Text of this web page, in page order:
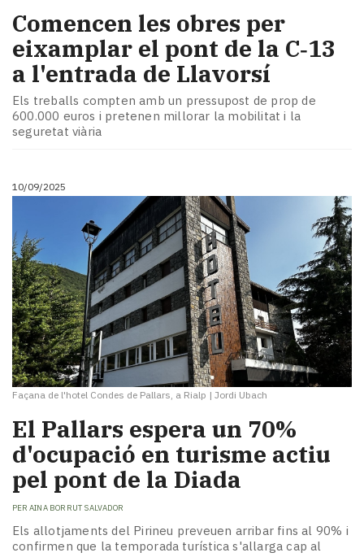
Comencen les obres per
eixamplar el pont de la C‑13
a l'entrada de Llavorsí
Els treballs compten amb un pressupost de prop de
600.000 euros i pretenen millorar la mobilitat i la
seguretat viària
10/09/2025
Façana de l'hotel Condes de Pallars, a Rialp | Jordi Ubach
El Pallars espera un 70%
d'ocupació en turisme actiu
pel pont de la Diada
PER AINA BORRUT SALVADOR
Els allotjaments del Pirineu preveuen arribar fins al 90% i
confirmen que la temporada turística s'allarga cap al